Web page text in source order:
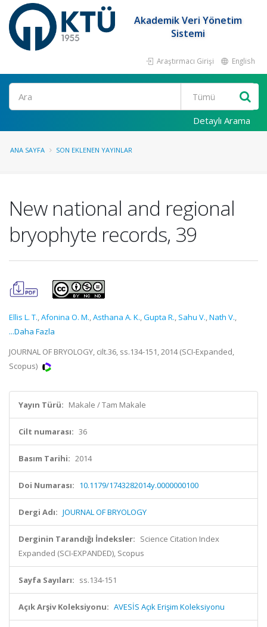
Akademik Veri Yönetim
Sistemi
Araştırmacı Girişi English
Ara
Detaylı Arama
ANA SAYFA SON EKLENEN YAYINLAR
New national and regional
bryophyte records, 39
Ellis L. T.,Afonina O. M.,Asthana A. K.,Gupta R., Sahu V.,Nath V.,
...Daha Fazla
JOURNAL OF BRYOLOGY, cilt.36, ss.134-151, 2014 (SCI-Expanded,
Scopus)
Yayın Türü: Makale / Tam Makale
Cilt numarası: 36
Basım Tarihi: 2014
Doi Numarası: 10.1179/1743282014y.0000000100
Dergi Adı: JOURNAL OF BRYOLOGY
Derginin Tarandığı İndeksler: Science Citation Index
Expanded (SCI-EXPANDED), Scopus
Sayfa Sayıları: ss.134-151
Açık Arşiv Koleksiyonu: AVESİS Açık Erişim Koleksiyonu